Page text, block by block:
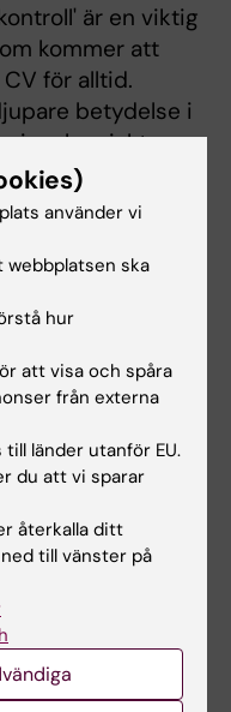
är en viktig
kommer att
för alltid.
betydelse i
i en kemiskt
finansiering. Min
och
som har
och som inte
för.
ERC om vikten
och förespråka
största
att göra en
till att
miljö.
åstadkommit
viktig kunskap
använder vi
webbplatsen ska
hur
att visa och spåra
från externa
länder utanför EU.
du att vi sparar
återkalla ditt
till vänster på